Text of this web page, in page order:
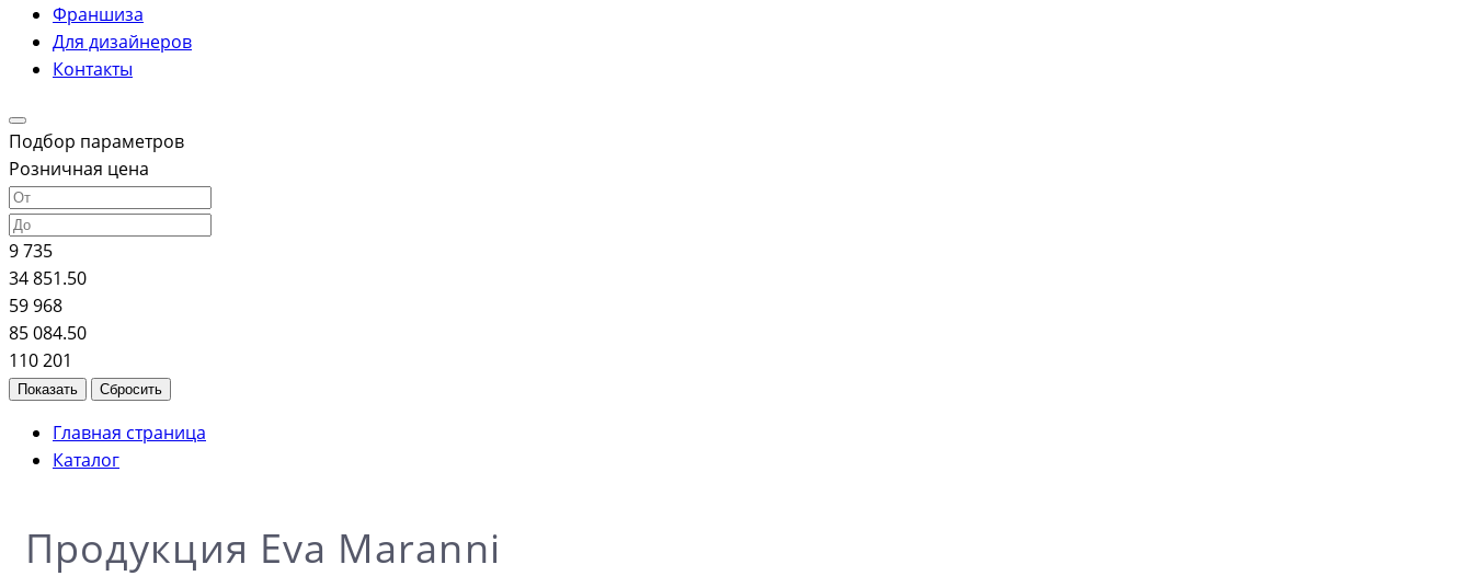
Франшиза
Для дизайнеров
Контакты
Подбор параметров
Розничная цена
9 735
34 851.50
59 968
85 084.50
110 201
Главная страница
Каталог
Продукция Eva Maranni